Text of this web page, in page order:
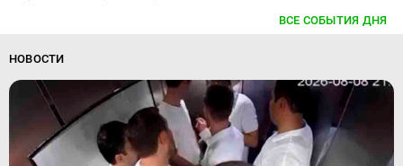
ВСЕ СОБЫТИЯ ДНЯ
НОВОСТИ